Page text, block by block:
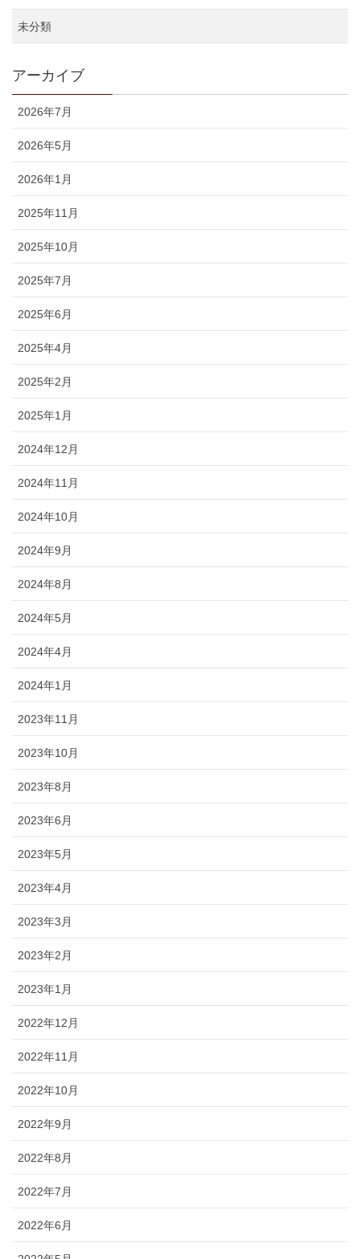
未分類
アーカイブ
2026年7月
2026年5月
2026年1月
2025年11月
2025年10月
2025年7月
2025年6月
2025年4月
2025年2月
2025年1月
2024年12月
2024年11月
2024年10月
2024年9月
2024年8月
2024年5月
2024年4月
2024年1月
2023年11月
2023年10月
2023年8月
2023年6月
2023年5月
2023年4月
2023年3月
2023年2月
2023年1月
2022年12月
2022年11月
2022年10月
2022年9月
2022年8月
2022年7月
2022年6月